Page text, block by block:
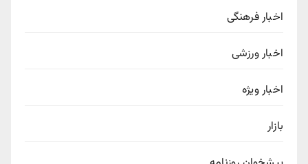
اخبار فرهنگی
اخبار ورزشی
اخبار ویژه
بازار